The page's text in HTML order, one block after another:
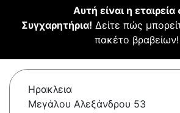
Αυτή είναι η εταιρεία
Συγχαρητήρια! Δείτε πώς
πακέτο βραβείων!
Ηρακλεια
Μεγάλου Αλεξάνδρου 53